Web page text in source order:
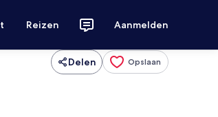
Reizen Aanmelden
Delen Opslaan